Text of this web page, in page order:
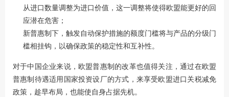
从进口数量调整为进口价值，这一调整将使得欧盟能更好的回
应潜在危害；
新普惠制下，触发自动保护措施的额度门槛将与产品的分级门
槛相挂钩，以确保政策的稳定性和互补性。
对于中国企业来说，欧盟普惠制的改革也值得关注，通过在欧盟
普惠制待遇适用国家投资设厂的方式，来享受欧盟进口关税减免
政策，趁早布局，也能使自身占据先机。